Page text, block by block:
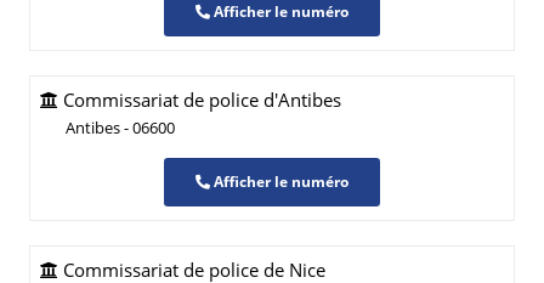
Afficher le numéro
Commissariat de police d'Antibes
Antibes - 06600
Afficher le numéro
Commissariat de police de Nice